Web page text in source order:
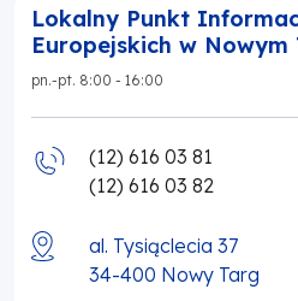
Lokalny Punkt
Europejskich w Nowym
pn.-pt. 8:00 - 16:00
(12) 616 03 81
(12) 616 03 82
al. Tysiąclecia 37
34-400 Nowy Targ